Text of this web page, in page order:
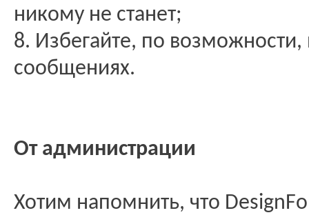
никому не станет;
8. Избегайте, по возможности,
сообщениях.
От администрации
Хотим напомнить, что